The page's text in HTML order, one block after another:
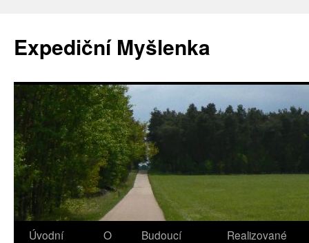
obsahu
webu
Expediční Myšlenka
Úvodní
O
Budoucí
Realizované